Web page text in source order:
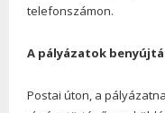
telefonszámon.
A pályázatok
Postai úton, a